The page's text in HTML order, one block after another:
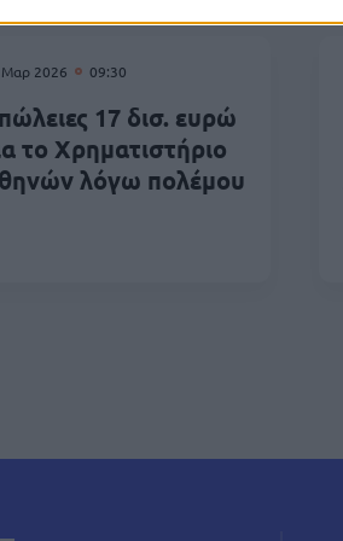
2026 09:30
17 δισ. ευρώ
το Χρηματιστήριο
λόγω πολέμου